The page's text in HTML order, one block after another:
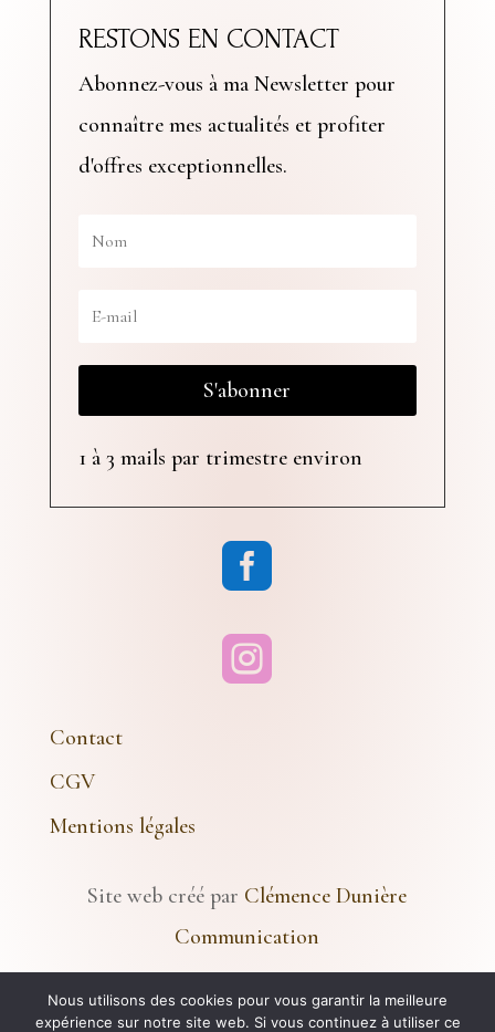
RESTONS EN CONTACT
Abonnez-vous à ma Newsletter pour
connaître mes actualités et profiter
d'offres exceptionnelles.
S'abonner
1 à 3 mails par trimestre environ


Contact
CGV
Mentions légales
Site web créé par Clémence Dunière
Communication
© 2024 Atelier Le Rêve Doré – Tous Droits
Nous utilisons des cookies pour vous garantir la meilleure
expérience sur notre site web. Si vous continuez à utiliser ce